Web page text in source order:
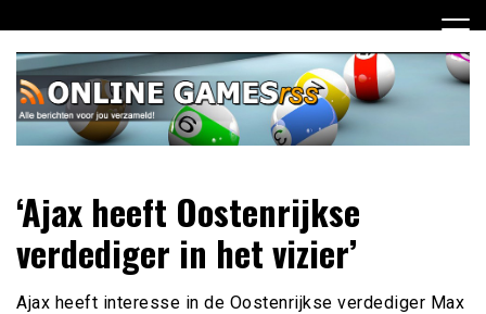
naar
inhoud
Online Games RSS
verzameld
‘Ajax heeft Oostenrijkse
verdediger in het vizier’
Ajax heeft interesse in de Oostenrijkse verdediger Max